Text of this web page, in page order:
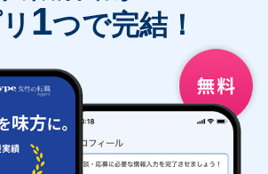
1つで完結！